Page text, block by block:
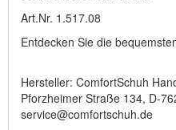
Art.Nr. 1.517.08
Entdecken Sie die
Hersteller: ComfortSchuh
Pforzheimer Straße 134, D-
service@comfortschuh.de